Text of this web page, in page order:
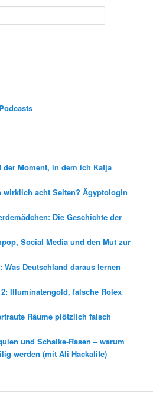
Moment, in dem ich Katja
wirklich acht Seiten? Ägyptologin
Die Geschichte der
Social Media und den Mut zur
Was Deutschland daraus lernen
2: Illuminatengold, falsche Rolex
Räume plötzlich falsch
und Schalke-Rasen – warum
werden (mit Ali Hackalife)